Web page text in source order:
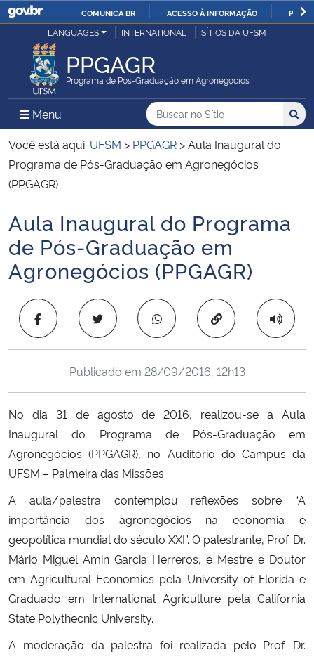
IR
COMUNICA BR ACESSO À INFORMAÇÃO
Ministério da Justiça e Segurança Pública
Ministério da Defesa
Ministério das Relações Exteriores
Ministério da Economia
Ministério da Infraestrutura
Ministério da Agricultura, Pecuária e Abastecimento
Ministério da Cidadania
Ministério da Ciência, Tecnologia, Inovações e Comunicações
Ministério do Meio Ambiente
Ministério do Desenvolvimento Regional
Controladoria-Geral da União
Ministério da Mulher, da Família e dos Direitos Humanos
LANGUAGES INTERNATIONAL SÍTIOS DA UFSM
PPGAGR
Programa de Pós-Graduação em Agronégocios
Menu Menu Principal do Sítio
Busca
Buscar no no Sítio
Busca:
Você está aqui: UFSM > PPGAGR >Aula Inaugural do
Programa de Pós-Graduação em Agronegócios
(PPGAGR)
Início do conteúdo
Aula Inaugural do Programa
de Pós-Graduação em
Agronegócios (PPGAGR)
Copiar para área
Publicado em 28/09/2016, 12h13
No dia 31 de agosto de 2016, realizou-se a Aula
Inaugural do Programa de Pós-Graduação em
Agronegócios (PPGAGR), no Auditório do Campus da
UFSM – Palmeira das Missões.
A aula/palestra contemplou reflexões sobre “A
importância dos agronegócios na economia e
geopolítica mundial do século XXI”. O palestrante, Prof. Dr.
Mário Miguel Amin Garcia Herreros, é Mestre e Doutor
em Agricultural Economics pela University of Florida e
Graduado em International Agriculture pela California
State Polythecnic University.
A moderação da palestra foi realizada pelo Prof. Dr.